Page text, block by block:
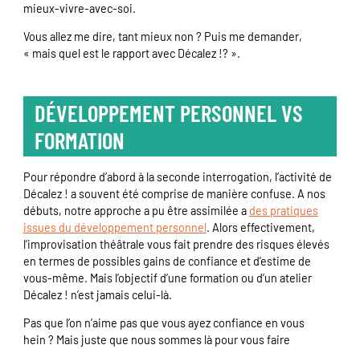
mieux-vivre-avec-soi.
Vous allez me dire, tant mieux non ? Puis me demander,
« mais quel est le rapport avec Décalez !? ».
DÉVELOPPEMENT PERSONNEL VS
FORMATION
Pour répondre d’abord à la seconde interrogation, l’activité de
Décalez ! a souvent été comprise de manière confuse. A nos
débuts, notre approche a pu être assimilée a des pratiques
issues du développement personnel. Alors effectivement,
l’improvisation théâtrale vous fait prendre des risques élevés
en termes de possibles gains de confiance et d’estime de
vous-même. Mais l’objectif d’une formation ou d’un atelier
Décalez ! n’est jamais celui-là.
Pas que l’on n’aime pas que vous ayez confiance en vous
hein ? Mais juste que nous sommes là pour vous faire